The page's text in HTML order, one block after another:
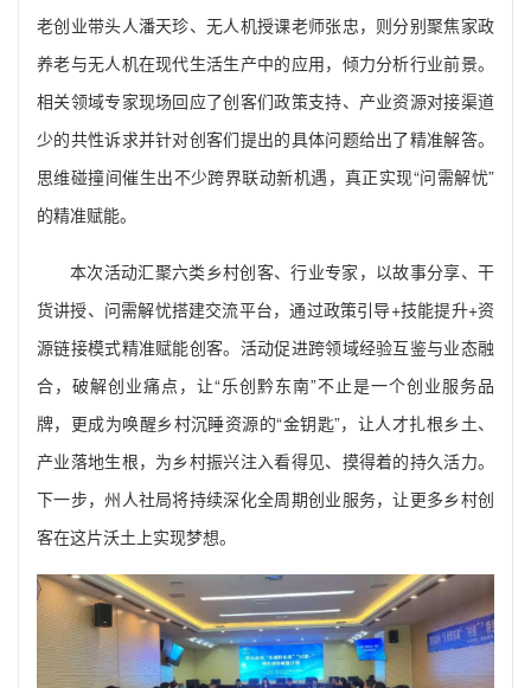
老创业带头人潘天珍、无人机授课老师张忠，则分别聚焦家政
养老与无人机在现代生活生产中的应用，倾力分析行业前景。
相关领域专家现场回应了创客们政策支持、产业资源对接渠道
少的共性诉求并针对创客们提出的具体问题给出了精准解答。
思维碰撞间催生出不少跨界联动新机遇，真正实现“问需解忧”
的精准赋能。
本次活动汇聚六类乡村创客、行业专家，以故事分享、干
货讲授、问需解忧搭建交流平台，通过政策引导+技能提升+资
源链接模式精准赋能创客。活动促进跨领域经验互鉴与业态融
合，破解创业痛点，让“乐创黔东南”不止是一个创业服务品
牌，更成为唤醒乡村沉睡资源的“金钥匙”，让人才扎根乡土、
产业落地生根，为乡村振兴注入看得见、摸得着的持久活力。
下一步，州人社局将持续深化全周期创业服务，让更多乡村创
客在这片沃土上实现梦想。